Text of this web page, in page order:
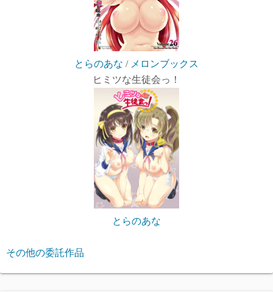
とらのあな / メロンブックス
ヒミツな生徒会っ！
とらのあな
その他の委託作品